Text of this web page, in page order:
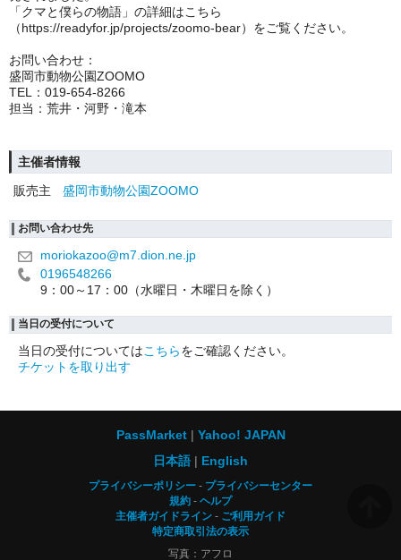
「クマと僕らの物語」の詳細はこちら
（https://readyfor.jp/projects/zoomo-bear）をご覧ください。
お問い合わせ：
盛岡市動物公園ZOOMO
TEL
： 019-654-8266
担当：荒井・河野・滝本
主催者情報
販売主
盛岡市動物公園ZOOMO
お問い合わせ先
moriokazoo@m7.dion.ne.jp
0196548266
9：00～17：00（水曜日・木曜日を除く）
当日の受付について
当日の受付についてはこちらをご確認ください。
チケットを取り出す
PassMarket
Yahoo! JAPAN
日本語
English
プライバシーポリシー
プライバシーセンター
規約
ヘルプ
主催者ガイドライン
ご利用ガイド
特定商取引法の表示
写真：アフロ